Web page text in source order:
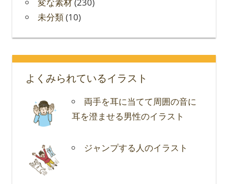
変な素材(230)
未分類(10)
よくみられているイラスト
両手を耳に当てて周囲の音に
耳を澄ませる男性のイラスト
ジャンプする人のイラスト